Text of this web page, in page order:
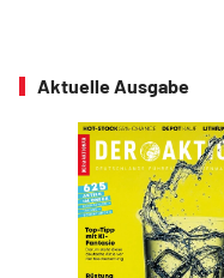
Aktuelle Ausgabe